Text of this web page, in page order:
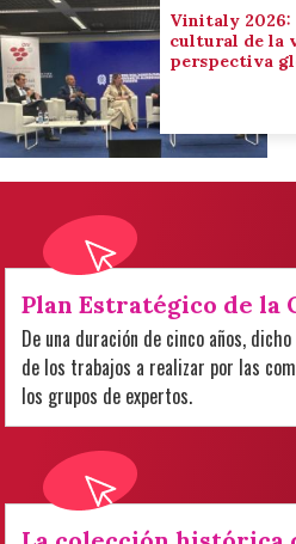
Vinitaly 2026:
cultural de la
perspectiva
Plan Estratégico de la
De una duración de cinco años,
de los trabajos a realizar por las
los grupos de expertos.